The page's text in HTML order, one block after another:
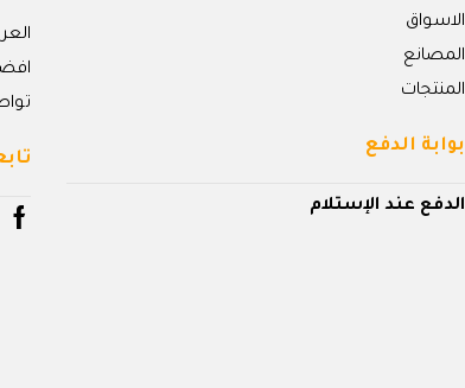
الاسواق
المصانع
المنتجات
بوابة الدفع
الدفع عند الإستلام